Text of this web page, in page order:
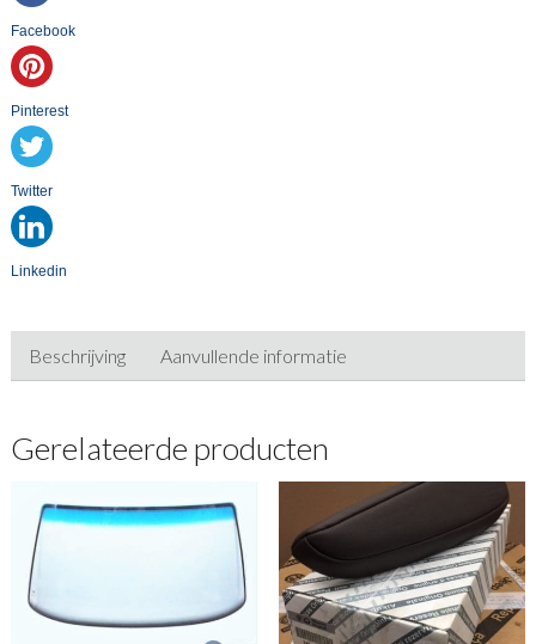
Facebook
Pinterest
Twitter
Linkedin
Beschrijving Aanvullende informatie
Gerelateerde producten